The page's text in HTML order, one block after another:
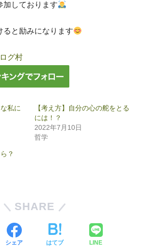
加しております
ると励みになります
グ村
私に
【考え方】自分の心の舵をとる
には！？
2022年7月10日
哲学
？
SHARE
シェア はてブ LINE